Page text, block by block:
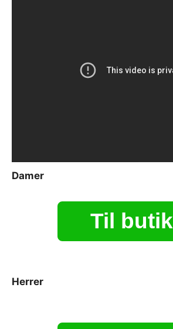
Damer
Til butik
Herrer